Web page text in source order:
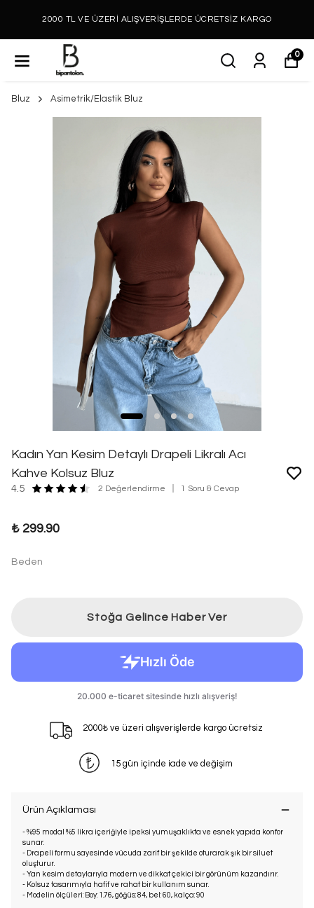
2000 TL VE ÜZERİ ALIŞVERİŞLERDE ÜCRETSİZ KARGO
0
Bluz Asimetrik/Elastik Bluz
Kadın Yan Kesim Detaylı Drapeli Likralı Acı
Kahve Kolsuz Bluz
4.5 2 Değerlendirme 1 Soru & Cevap
₺ 299.90
Beden
Stoğa Gelince Haber Ver
2000₺ ve üzeri alışverişlerde kargo ücretsiz
15 gün içinde iade ve değişim
Ürün Açıklaması
- %95 modal %5 likra içeriğiyle ipeksi yumuşaklıkta ve esnek yapıda konfor
sunar.
- Drapeli formu sayesinde vücuda zarif bir şekilde oturarak şık bir siluet
oluşturur.
- Yan kesim detaylarıyla modern ve dikkat çekici bir görünüm kazandırır.
- Kolsuz tasarımıyla hafif ve rahat bir kullanım sunar.
- Modelin ölçüleri: Boy: 1.76, göğüs: 84, bel: 60, kalça: 90